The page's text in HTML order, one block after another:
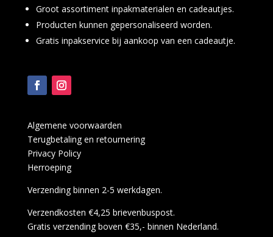
Groot assortiment inpakmaterialen en cadeautjes.
Producten kunnen gepersonaliseerd worden.
Gratis inpakservice bij aankoop van een cadeautje.
Algemene voorwaarden
Terugbetaling en retournering
Privacy Policy
Herroeping
Verzending binnen 2-5 werkdagen.
Verzendkosten €4,25 brievenbuspost.
Gratis verzending boven €35,- binnen Nederland.